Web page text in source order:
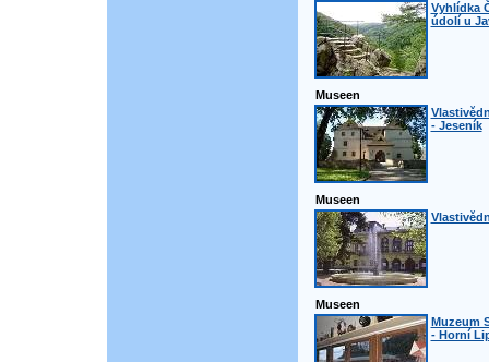
Vyhlídka
údolí u
Museen
- Jeseník
Museen
Museen
Muzeum
- Horní